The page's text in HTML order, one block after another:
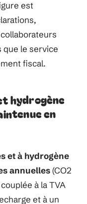
est
le service
fiscal.
hydrogène
en
et à hydrogène
annuelles(CO2
à la TVA
et à un